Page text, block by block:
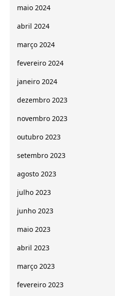
maio 2024
abril 2024
março 2024
fevereiro 2024
janeiro 2024
dezembro 2023
novembro 2023
outubro 2023
setembro 2023
agosto 2023
julho 2023
junho 2023
maio 2023
abril 2023
março 2023
fevereiro 2023